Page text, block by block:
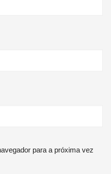
para a próxima vez